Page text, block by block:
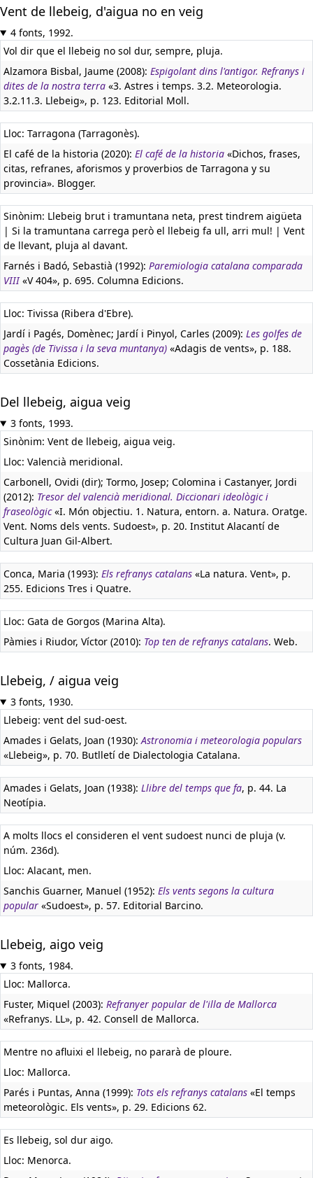
Vent de llebeig, d'aigua no en veig
4 fonts, 1992.
Vol dir que el llebeig no sol dur, sempre, pluja.
Alzamora Bisbal, Jaume (2008): Espigolant dins l'antigor. Refranys i
dites de la nostra terra «3. Astres i temps. 3.2. Meteorologia.
3.2.11.3. Llebeig», p. 123. Editorial Moll.
Lloc: Tarragona (Tarragonès).
El café de la historia (2020): El café de la historia «Dichos, frases,
citas, refranes, aforismos y proverbios de Tarragona y su
provincia». Blogger.
Sinònim: Llebeig brut i tramuntana neta, prest tindrem aigüeta
| Si la tramuntana carrega però el llebeig fa ull, arri mul! | Vent
de llevant, pluja al davant.
Farnés i Badó, Sebastià (1992): Paremiologia catalana comparada
VIII«V 404», p. 695. Columna Edicions.
Lloc: Tivissa (Ribera d'Ebre).
Jardí i Pagés, Domènec; Jardí i Pinyol, Carles (2009): Les golfes de
pagès (de Tivissa i la seva muntanya) «Adagis de vents», p. 188.
Cossetània Edicions.
Del llebeig, aigua veig
3 fonts, 1993.
Sinònim: Vent de llebeig, aigua veig.
Lloc: Valencià meridional.
Carbonell, Ovidi (dir); Tormo, Josep; Colomina i Castanyer, Jordi
(2012): Tresor del valencià meridional. Diccionari ideològic i
fraseològic«I. Món objectiu. 1. Natura, entorn. a. Natura. Oratge.
Vent. Noms dels vents. Sudoest», p. 20. Institut Alacantí de
Cultura Juan Gil-Albert.
Conca, Maria (1993): Els refranys catalans «La natura. Vent», p.
255. Edicions Tres i Quatre.
Lloc: Gata de Gorgos (Marina Alta).
Pàmies i Riudor, Víctor (2010): Top ten de refranys catalans. Web.
Llebeig, / aigua veig
3 fonts, 1930.
Llebeig: vent del sud-oest.
Amades i Gelats, Joan (1930):Astronomia i meteorologia populars
«Llebeig», p. 70. Butlletí de Dialectologia Catalana.
Amades i Gelats, Joan (1938): Llibre del temps que fa, p. 44. La
Neotípia.
A molts llocs el consideren el vent sudoest nunci de pluja (v.
núm. 236d).
Lloc: Alacant, men.
Sanchis Guarner, Manuel (1952): Els vents segons la cultura
popular «Sudoest», p. 57. Editorial Barcino.
Llebeig, aigo veig
3 fonts, 1984.
Lloc: Mallorca.
Fuster, Miquel (2003): Refranyer popular de l'illa de Mallorca
«Refranys. LL», p. 42. Consell de Mallorca.
Mentre no afluixi el llebeig, no pararà de ploure.
Lloc: Mallorca.
Parés i Puntas, Anna (1999): Tots els refranys catalans «El temps
meteorològic. Els vents», p. 29. Edicions 62.
Es llebeig, sol dur aigo.
Lloc: Menorca.